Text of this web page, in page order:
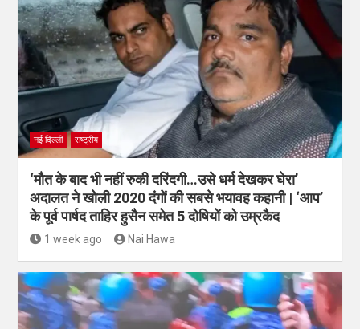
नई दिल्ली राष्ट्रीय
‘मौत के बाद भी नहीं रुकी दरिंदगी…उसे धर्म देखकर घेरा’
अदालत ने खोली 2020 दंगों की सबसे भयावह कहानी | ‘आप’
के पूर्व पार्षद ताहिर हुसैन समेत 5 दोषियों को उम्रकैद
1 week ago Nai Hawa